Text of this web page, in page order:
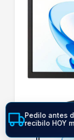
Pedilo antes
recibilo HOY